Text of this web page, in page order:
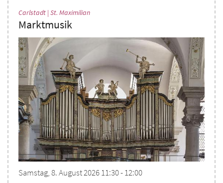
Carlstadt | St. Maximilian:
Marktmusik
Samstag, 8. August 2026 11:30 - 12:00